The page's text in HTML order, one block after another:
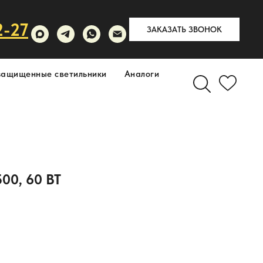
27 ЗАКАЗАТЬ ЗВОНОК
светильники Аналоги
60 ВТ